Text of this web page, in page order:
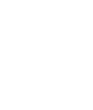
El partido se
aboga por la
andaluzas. Abogo
con tantos años
he sentido
creo que no va a
lo deportivo.
ahora y en la Liga,